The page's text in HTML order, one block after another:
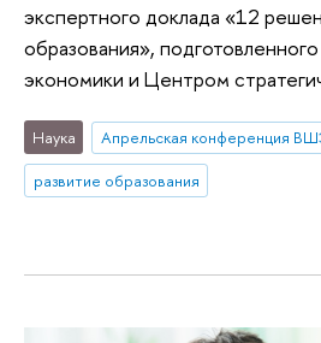
экспертного доклада «12
образования»,
экономики и Центром
Наука
Апрельская конференция
развитие образования